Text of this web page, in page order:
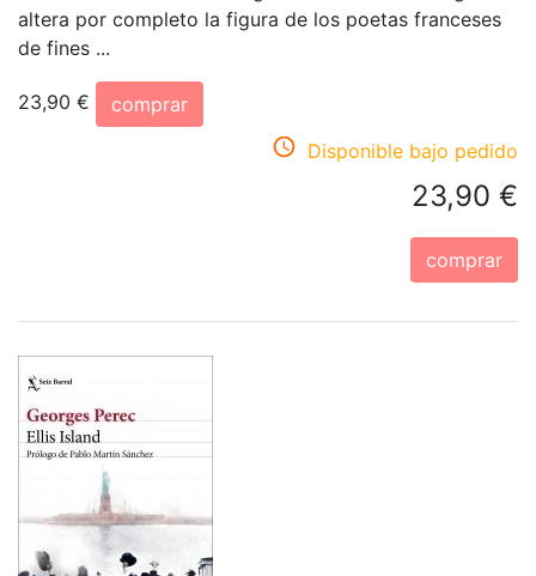
altera por completo la figura de los poetas franceses
de fines ...
23,90 €
comprar
Disponible bajo pedido
23,90 €
comprar